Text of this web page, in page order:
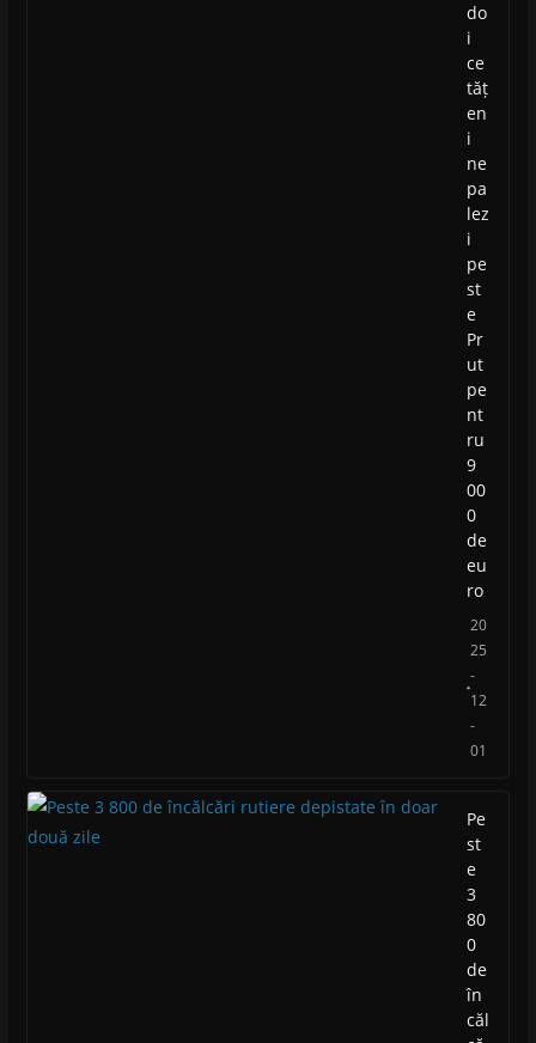
do
i
ce
tăț
en
i
ne
pa
lez
i
pe
st
e
Pr
ut
pe
nt
ru
9
00
0
de
eu
ro
20
25
-
12
-
01
Pe
st
e
3
80
0
de
în
căl